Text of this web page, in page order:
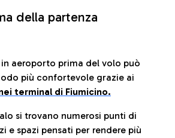
della partenza
aeroporto prima del volo può
più confortevole grazie ai
terminal di Fiumicino.
si trovano numerosi punti di
e spazi pensati per rendere più